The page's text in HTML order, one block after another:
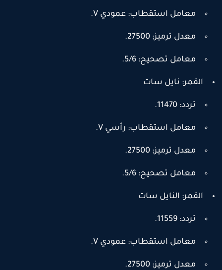
معامل استقطاب: عمودي V.
معدل ترميز: 27500.
معامل تصحيح: 5/6.
القمر: نايل سات
تردد: 11470.
معامل استقطاب: رأسي V.
معدل ترميز: 27500.
معامل تصحيح: 5/6.
القمر: النايل سات
تردد: 11559.
معامل استقطاب: عمودي V.
معدل ترميز: 27500.